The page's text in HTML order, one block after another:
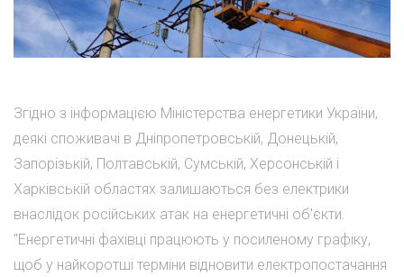
Згідно з інформацією Міністерства енергетики України,
деякі споживачі в Дніпропетровській, Донецькій,
Запорізькій, Полтавській, Сумській, Херсонській і
Харківській областях залишаються без електрики
внаслідок російських атак на енергетичні об'єкти.
"Енергетичні фахівці працюють у посиленому графіку,
щоб у найкоротші терміни відновити електропостачання